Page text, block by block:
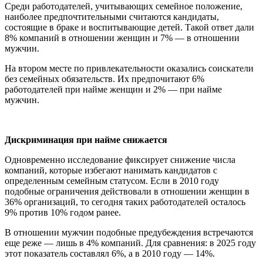
Среди работодателей, учитывающих семейное положение,
наиболее предпочтительными считаются кандидаты,
состоящие в браке и воспитывающие детей. Такой ответ дали
8% компаний в отношении женщин и 7% — в отношении
мужчин.
На втором месте по привлекательности оказались соискатели
без семейных обязательств. Их предпочитают 6%
работодателей при найме женщин и 2% — при найме
мужчин.
Дискриминация при найме снижается
Одновременно исследование фиксирует снижение числа
компаний, которые избегают нанимать кандидатов с
определенным семейным статусом. Если в 2010 году
подобные ограничения действовали в отношении женщин в
36% организаций, то сегодня таких работодателей осталось
9% против 10% годом ранее.
В отношении мужчин подобные предубеждения встречаются
еще реже — лишь в 4% компаний. Для сравнения: в 2025 году
этот показатель составлял 6%, а в 2010 году — 14%.